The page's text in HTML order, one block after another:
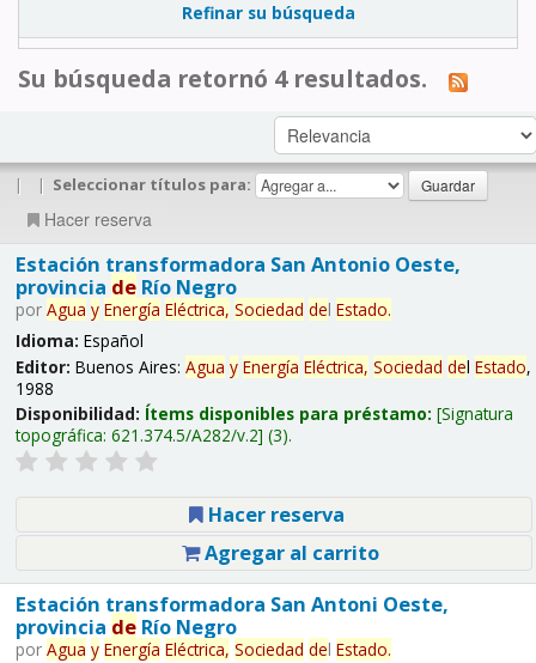
Refinar su búsqueda
Su búsqueda retornó 4 resultados.
| | Seleccionar títulos para:
Hacer reserva
Estación transformadora San Antonio Oeste,
provincia deRío Negro
por Agua y Energía Eléctrica, Sociedad del Estado.
Idioma: Español
Editor: Buenos Aires: Agua y Energía Eléctrica, Sociedad del Estado,
1988
Disponibilidad: Ítems disponibles para préstamo: Signatura
topográfica: 621.374.5/A282/v.2 (3).
Hacer reserva
Agregar al carrito
Estación transformadora San Antoni Oeste,
provincia deRío Negro
por Agua y Energía Eléctrica, Sociedad del Estado.